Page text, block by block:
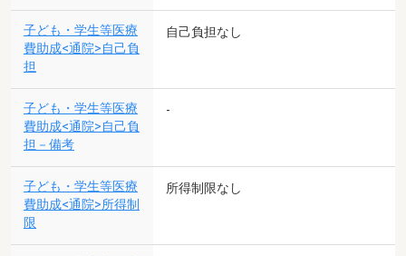
子ども・学生等医療
費助成<通院>自己負
担
自己負担なし
子ども・学生等医療
費助成<通院>自己負
担－備考
-
子ども・学生等医療
費助成<通院>所得制
限
所得制限なし